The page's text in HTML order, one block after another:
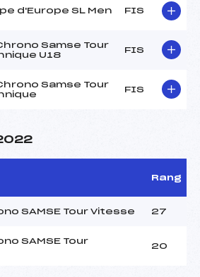
d'Europe SL Men FIS
Samse Tour
U18
FIS
Samse Tour
FIS
Rang
SAMSE Tour Vitesse 27
SAMSE Tour
20